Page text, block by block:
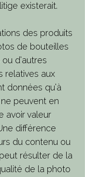
existerait.
des produits
de bouteilles
d’autres
relatives aux
données qu’à
peuvent en
avoir valeur
différence
du contenu ou
résulter de la
de la photo